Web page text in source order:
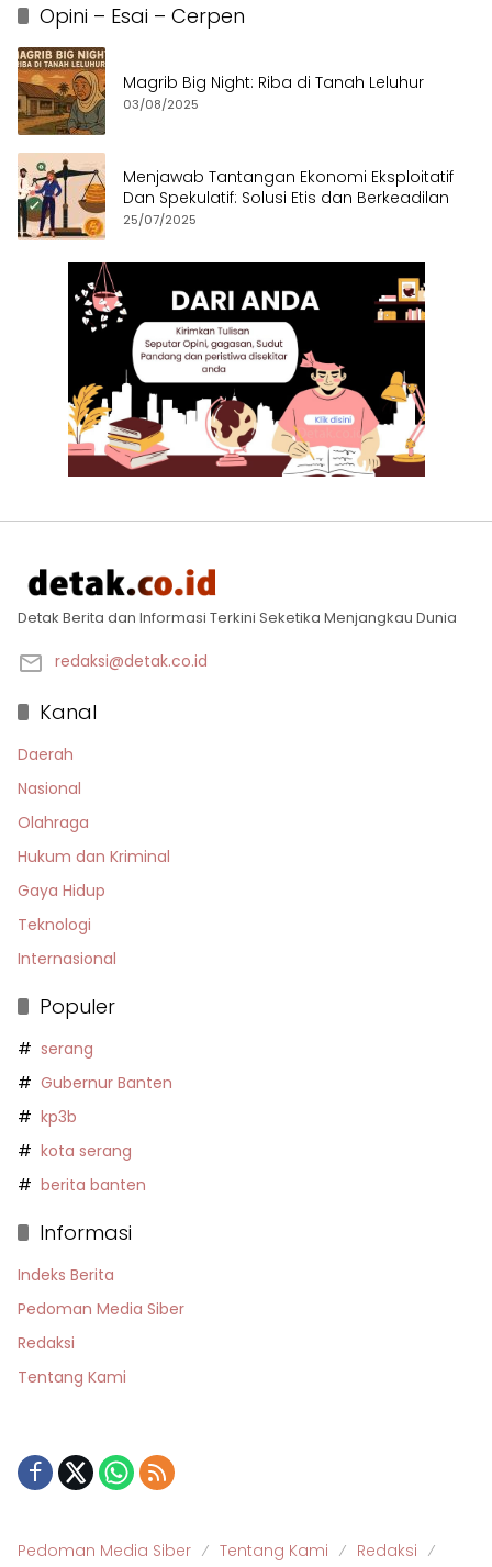
Opini – Esai – Cerpen
Magrib Big Night: Riba di Tanah Leluhur
03/08/2025
Menjawab Tantangan Ekonomi Eksploitatif
Dan Spekulatif: Solusi Etis dan Berkeadilan
25/07/2025
Detak Berita dan Informasi Terkini Seketika Menjangkau Dunia
redaksi@detak.co.id
Kanal
Daerah
Nasional
Olahraga
Hukum dan Kriminal
Gaya Hidup
Teknologi
Internasional
Populer
serang
Gubernur Banten
kp3b
kota serang
berita banten
Informasi
Indeks Berita
Pedoman Media Siber
Redaksi
Tentang Kami
Pedoman Media Siber Tentang Kami Redaksi